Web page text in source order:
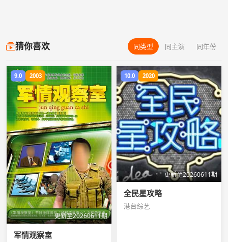
猜你喜欢 同类型 同主演 同年份
9.0 2003
更新至20260611期
军情观察室
10.0 2020
更新至20260611期
全民星攻略
港台综艺